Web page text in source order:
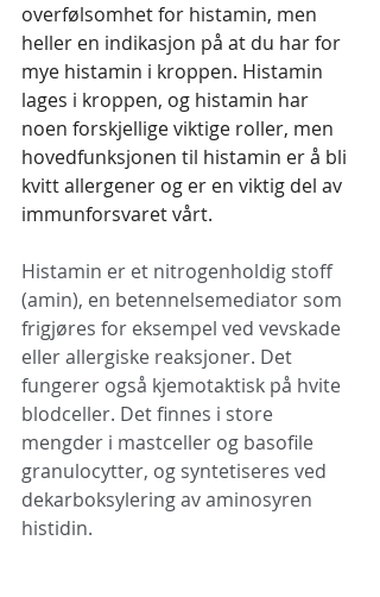
overfølsomhet for histamin, men
heller en indikasjon på at du har for
mye histamin i kroppen. Histamin
lages i kroppen, og histamin har
noen forskjellige viktige roller, men
hovedfunksjonen til histamin er å bli
kvitt allergener og er en viktig del av
immunforsvaret vårt.
Histamin er et nitrogenholdig stoff
(amin), en betennelsemediator som
frigjøres for eksempel ved vevskade
eller allergiske reaksjoner. Det
fungerer også kjemotaktisk på hvite
blodceller. Det finnes i store
mengder i mastceller og basofile
granulocytter, og syntetiseres ved
dekarboksylering av aminosyren
histidin.